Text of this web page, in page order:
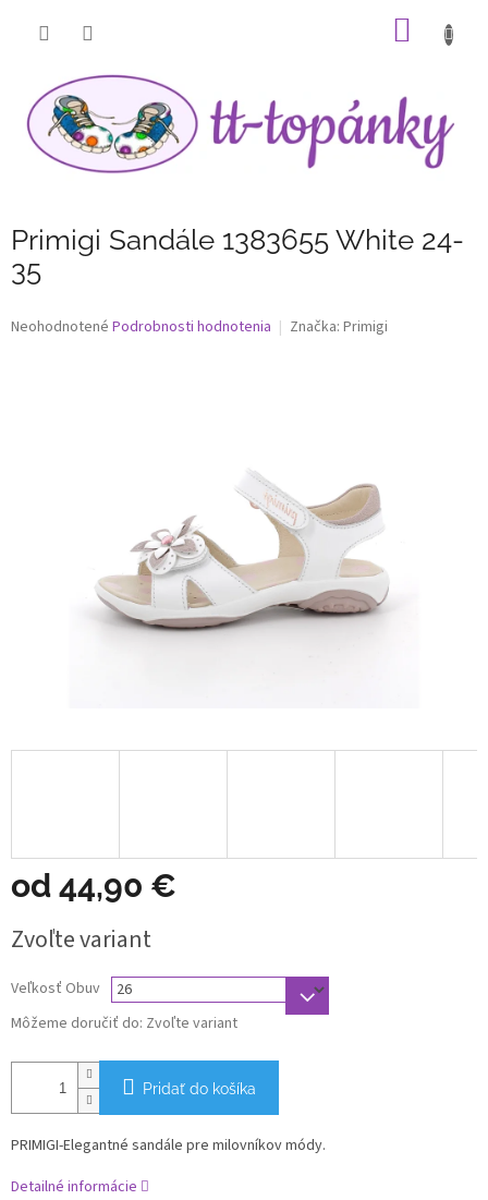
Primigi Sandále 1383655 White 24-
35
Priemerné
Neohodnotené Podrobnosti hodnotenia Značka: Primigi
od 44,90 €
cena:
Zvoľte variant
Veľkosť Obuv
Môžeme doručiť do: Zvoľte variant
Pridať do košíka
PRIMIGI-Elegantné sandále pre milovníkov módy.
Detailné informácie